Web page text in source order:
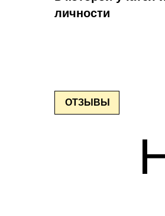
личности
ОТЗЫВЫ